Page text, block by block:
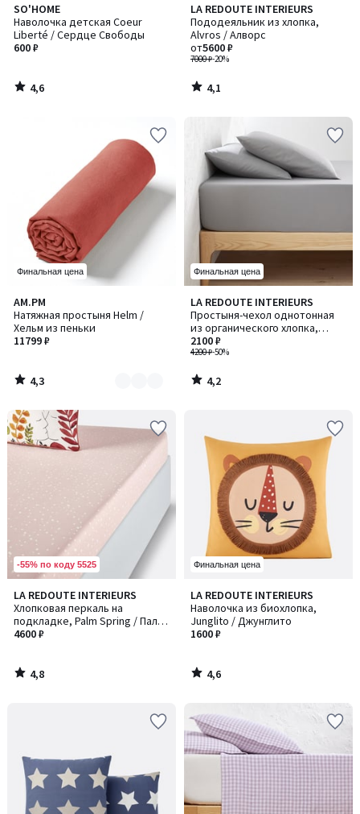
SO'HOME
Наволочка детская Coeur
Liberté / Сердце Свободы
600 ₽
4,6
/ 5
4,6
/
LA REDOUTE INTERIEURS
Пододеяльник из хлопка,
Alvros / Алворс
7000 ₽-20%
от5600 ₽
4,1
/ 5
4,1
/
Финальная цена
AM.PM
Натяжная простыня Helm /
Хельм из пеньки
11799 ₽
4,3
/ 5
Количество
цветов:
2
4,3
/
Финальная цена
LA REDOUTE INTERIEURS
Простыня-чехол однотонная
из органического хлопка,
бортик 30 см, Scenario /
Сценарио
4200 ₽-50%
2100 ₽
4,2
/ 5
4,2
/
-55% по коду 5525
LA REDOUTE INTERIEURS
Хлопковая перкаль на
подкладке, Palm Spring / Палм
Спринг
4600 ₽
4,8
/ 5
4,8
/
Финальная цена
LA REDOUTE INTERIEURS
Наволочка из биохлопка,
Junglito / Джунглито
1600 ₽
4,6
/ 5
4,6
/